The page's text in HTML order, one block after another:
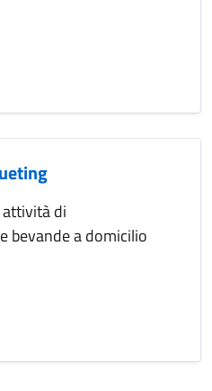
attività di
bevande a domicilio